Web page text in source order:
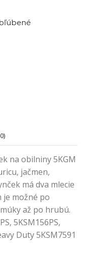
na obilniny 5KGM
jačmen,
má dva mlecie
možné po
až po hrubú.
5KSM156PS,
Duty 5KSM7591